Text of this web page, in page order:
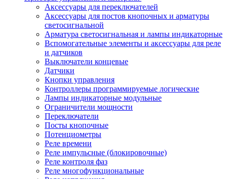
Аксессуары для переключателей
Аксессуары для постов кнопочных и арматуры
светосигнальной
Арматура светосигнальная и лампы индикаторные
Вспомогательные элементы и аксессуары для реле
и датчиков
Выключатели концевые
Датчики
Кнопки управления
Контроллеры программируемые логические
Лампы индикаторные модульные
Ограничители мощности
Переключатели
Посты кнопочные
Потенциометры
Реле времени
Реле импульсные (блокировочные)
Реле контроля фаз
Реле многофункциональные